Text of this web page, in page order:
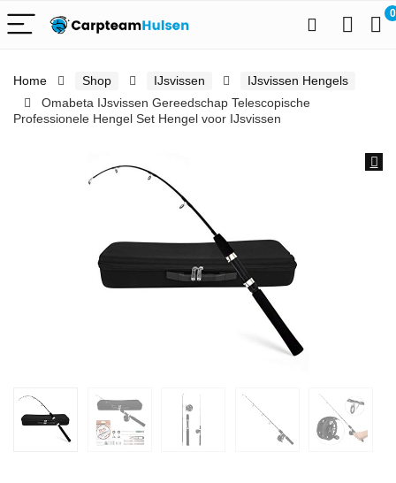
0
Home Shop IJsvissen
IJsvissen Hengels
Omabeta IJsvissen Gereedschap Telescopische
Professionele Hengel Set Hengel voor IJsvissen